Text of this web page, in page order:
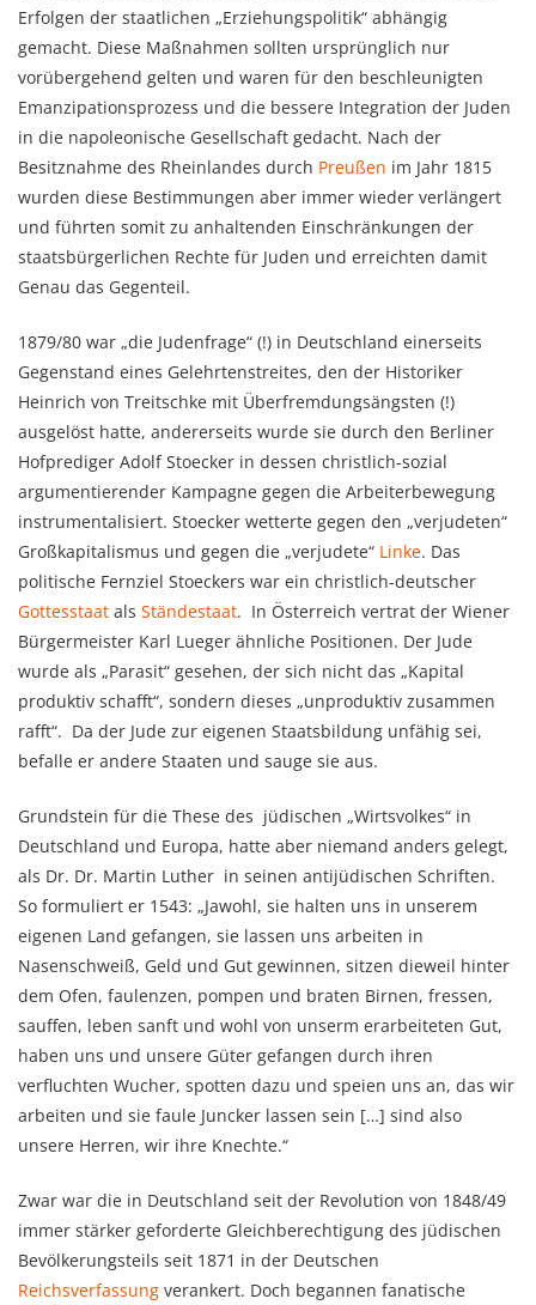
Erfolgen der staatlichen „Erziehungspolitik“ abhängig
gemacht. Diese Maßnahmen sollten ursprünglich nur
vorübergehend gelten und waren für den beschleunigten
Emanzipationsprozess und die bessere Integration der Juden
in die napoleonische Gesellschaft gedacht. Nach der
Besitznahme des Rheinlandes durch Preußen im Jahr 1815
wurden diese Bestimmungen aber immer wieder verlängert
und führten somit zu anhaltenden Einschränkungen der
staatsbürgerlichen Rechte für Juden und erreichten damit
Genau das Gegenteil.
1879/80 war „die Judenfrage“ (!) in Deutschland einerseits
Gegenstand eines Gelehrtenstreites, den der Historiker
Heinrich von Treitschke mit Überfremdungsängsten (!)
ausgelöst hatte, andererseits wurde sie durch den Berliner
Hofprediger Adolf Stoecker in dessen christlich-sozial
argumentierender Kampagne gegen die Arbeiterbewegung
instrumentalisiert. Stoecker wetterte gegen den „verjudeten“
Großkapitalismus und gegen die „verjudete“ Linke. Das
politische Fernziel Stoeckers war ein christlich-deutscher
Gottesstaat als Ständestaat. In Österreich vertrat der Wiener
Bürgermeister Karl Lueger ähnliche Positionen. Der Jude
wurde als „Parasit“ gesehen, der sich nicht das „Kapital
produktiv schafft“, sondern dieses „unproduktiv zusammen
rafft“. Da der Jude zur eigenen Staatsbildung unfähig sei,
befalle er andere Staaten und sauge sie aus.
Grundstein für die These des jüdischen „Wirtsvolkes“ in
Deutschland und Europa, hatte aber niemand anders gelegt,
als Dr. Dr. Martin Luther in seinen antijüdischen Schriften.
So formuliert er 1543: „Jawohl, sie halten uns in unserem
eigenen Land gefangen, sie lassen uns arbeiten in
Nasenschweiß, Geld und Gut gewinnen, sitzen dieweil hinter
dem Ofen, faulenzen, pompen und braten Birnen, fressen,
sauffen, leben sanft und wohl von unserm erarbeiteten Gut,
haben uns und unsere Güter gefangen durch ihren
verfluchten Wucher, spotten dazu und speien uns an, das wir
arbeiten und sie faule Juncker lassen sein […] sind also
unsere Herren, wir ihre Knechte.“
Zwar war die in Deutschland seit der Revolution von 1848/49
immer stärker geforderte Gleichberechtigung des jüdischen
Bevölkerungsteils seit 1871 in der Deutschen
Reichsverfassung verankert. Doch begannen fanatische